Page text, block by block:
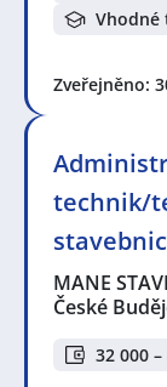
Vhodné
Zveřejněno:
technik/
MANE
České
32 000